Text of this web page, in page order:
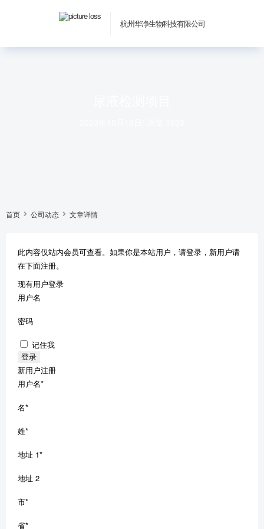
杭州华净生物科技有限公司
首页 公司动态 文章详情
此内容仅站内会员可查看。如果你是本站用户，请登录，新用户请
在下面注册。
现有用户登录
用户名
密码
记住我
新用户注册
用户名*
名*
姓*
地址 1*
地址 2
市*
省*